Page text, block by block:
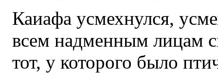
Каиафа усмехнулся,
всем надменным лицам
тот, у которого было